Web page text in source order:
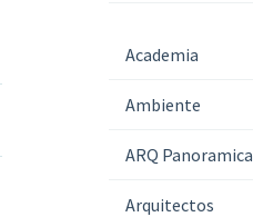
Academia
Ambiente
ARQ Panoramica
Arquitectos